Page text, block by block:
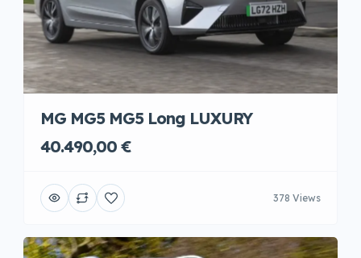
MG MG5 MG5 Long LUXURY
40.490,00 €
378 Views